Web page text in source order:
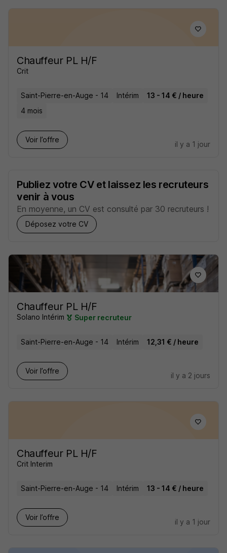
Chauffeur PL H/F
Crit
Saint-Pierre-en-Auge - 14 Intérim
13 - 14 € / heure
4 mois
Voir l’offre
il y a 1 jour
Publiez votre CV et laissez les recruteurs
venir à vous
En moyenne, un CV est consulté par 30 recruteurs !
Déposez votre CV
Chauffeur PL H/F
Solano Intérim Super recruteur
Saint-Pierre-en-Auge - 14 Intérim 12,31 € / heure
Voir l’offre
il y a 2 jours
Chauffeur PL H/F
Crit Interim
Saint-Pierre-en-Auge - 14 Intérim 13 - 14 € / heure
Voir l’offre
il y a 1 jour